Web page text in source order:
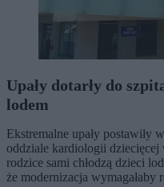
Upały dotarły do
lodem
Ekstremalne upały postawiły
oddziale kardiologii
rodzice sami chłodzą dzieci
że modernizacja wymagałaby